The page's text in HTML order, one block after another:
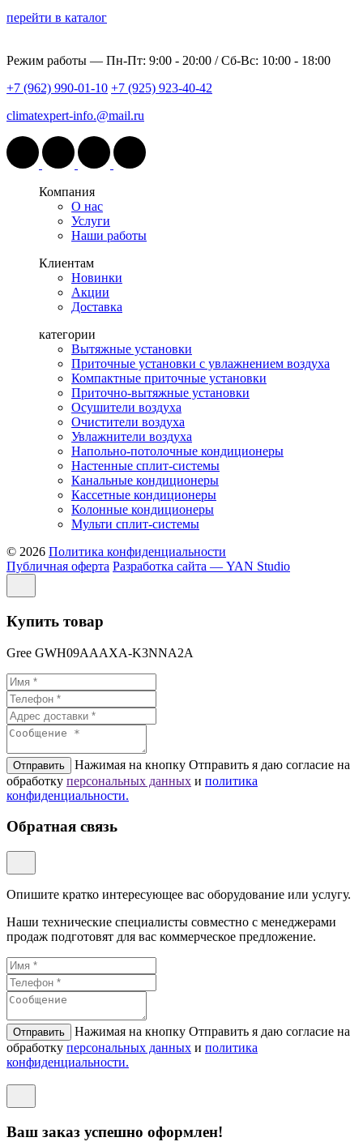
перейти в каталог
Режим работы — Пн-Пт: 9:00 - 20:00 / Сб-Вс: 10:00 - 18:00
+7 (962) 990-01-10 +7 (925) 923-40-42
climatexpert-info.@mail.ru
Компания
О нас
Услуги
Наши работы
Клиентам
Новинки
Акции
Доставка
категории
Вытяжные установки
Приточные установки с увлажнением воздуха
Компактные приточные установки
Приточно-вытяжные установки
Осушители воздуха
Очистители воздуха
Увлажнители воздуха
Напольно-потолочные кондиционеры
Настенные сплит-системы
Канальные кондиционеры
Кассетные кондиционеры
Колонные кондиционеры
Мульти сплит-системы
© 2026 Политика конфиденциальности
Публичная оферта Разработка сайта — YAN Studio
Купить товар
Gree GWH09AAAXA-K3NNA2A
Отправить
Нажимая на кнопку Отправить я даю согласие на
обработку персональных данных и политикa
конфиденциальности.
Обратная связь
Опишите кратко интересующее вас оборудование или услугу.
Наши технические специалисты совместно с менеджерами
продаж подготовят для вас коммерческое предложение.
Отправить
Нажимая на кнопку Отправить я даю согласие на
обработку персональных данных и политикa
конфиденциальности.
Ваш заказ успешно оформлен!